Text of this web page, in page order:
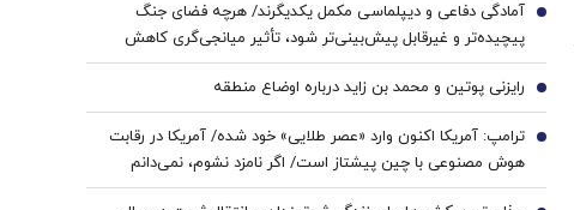
آمادگی دفاعی و دیپلماسی مکمل یکدیگرند/ هرچه فضای جنگ
پیچیده‌تر و غیرقابل پیش‌بینی‌تر شود، تأثیر میانجی‌گری کاهش
پیدا می‌کند/ نتانیاهو دنبال حفظ وضعیت «نه جنگ، نه صلح» در
منطقه است
2
رایزنی پوتین و محمد بن زاید درباره اوضاع منطقه 3
ترامپ: آمریکا اکنون وارد «عصر طلایی» خود شده/ آمریکا در رقابت
هوش مصنوعی با چین پیشتاز است/ اگر نامزد نشوم، نمی‌دانم
طرفدارانم باز هم رأی می‌دهند یا نه
4